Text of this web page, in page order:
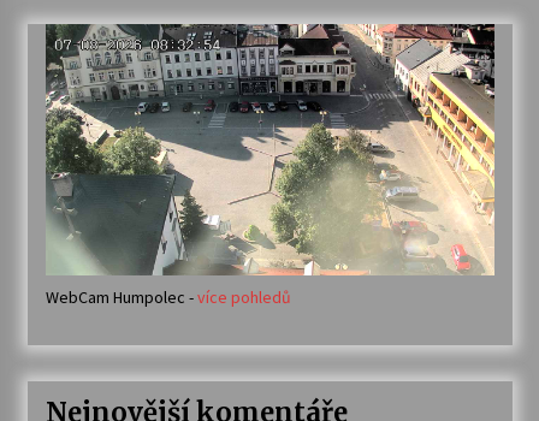
WebCam Humpolec -více pohledů
Nejnovější komentáře